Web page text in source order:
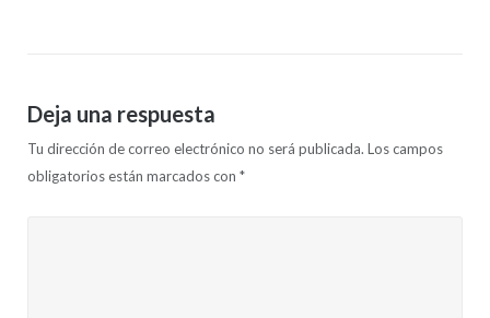
Deja una respuesta
Tu dirección de correo electrónico no será publicada. Los campos
obligatorios están marcados con *